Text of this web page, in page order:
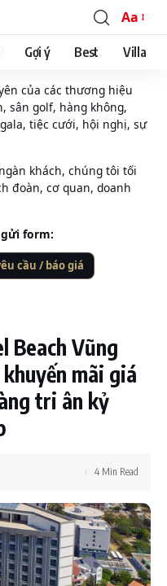
Font
Resizer
Aa
Gợi ý Best Villa
của các thương hiệu
sân golf, hàng không,
tiệc cưới, hội nghị, sự
khách, chúng tôi tối
đoàn, cơ quan, doanh
form:
cầu / báo giá
Beach Vũng
mãi giá
tri ân kỷ
4 Min Read